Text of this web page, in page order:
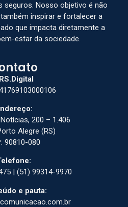
seguros. Nosso objetivo é não
inspirar e fortalecer a
que impacta diretamente a
estar da sociedade.
200 – 1.406
Alegre (RS)
90810-080
| (51) 99314-9970
e pauta: